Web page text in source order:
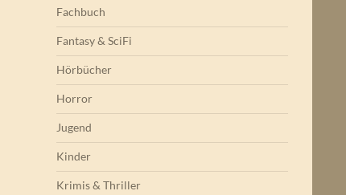
Fachbuch
Fantasy & SciFi
Hörbücher
Horror
Jugend
Kinder
Krimis & Thriller